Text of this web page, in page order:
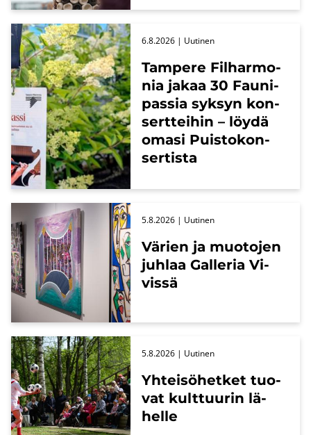
Tam­pe­re Fil­har­mo­
nia jakaa 30 Fau­ni­
pas­sia syk­syn kon­
sert­tei­hin – löydä
omasi Puis­to­kon­
ser­tis­ta
6.8.2026 | Uu­ti­nen
Vä­rien ja muo­to­jen
juh­laa Gal­le­ria Vi­
vis­sä
5.8.2026 | Uu­ti­nen
Yh­tei­sö­het­ket tuo­
vat kult­tuu­rin lä­
hel­le
5.8.2026 | Uu­ti­nen